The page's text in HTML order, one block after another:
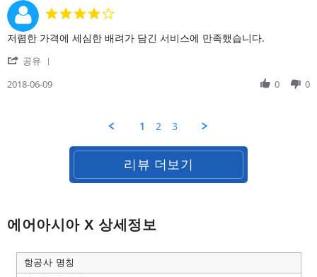
편
할
것
같
아
Jul
2018
rating
Review
on
Jun
review
다
사
저렴한 가격에 세심한 배려가 담긴 서비스에 만족했습니다.
공유
2018
2018-06-09 0 0
1 2 3
리뷰 더보기
에어아시아 X 상세정보
항공사 명칭